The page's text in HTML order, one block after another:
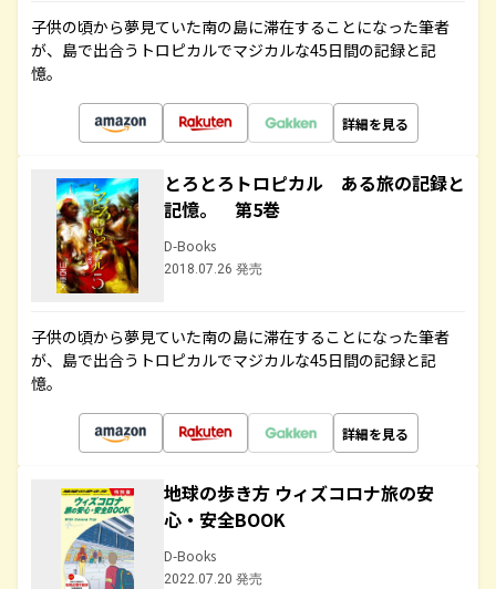
子供の頃から夢見ていた南の島に滞在することになった筆者
が、島で出合うトロピカルでマジカルな45日間の記録と記
憶。
詳細を見る
とろとろトロピカル ある旅の記録と
記憶。 第5巻
D-Books
2018.07.26 発売
子供の頃から夢見ていた南の島に滞在することになった筆者
が、島で出合うトロピカルでマジカルな45日間の記録と記
憶。
詳細を見る
地球の歩き方 ウィズコロナ旅の安
心・安全BOOK
D-Books
2022.07.20 発売